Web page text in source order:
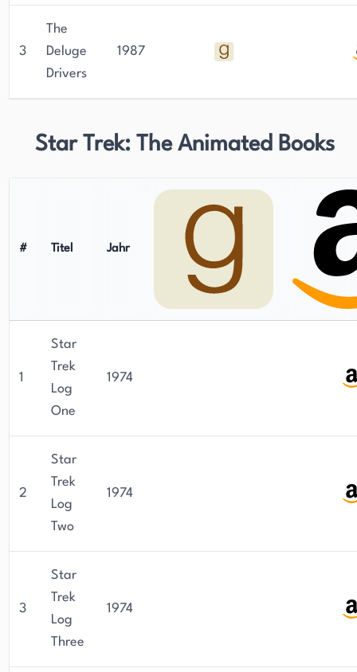
3
The
Deluge
Drivers
1987
Star Trek: The Animated Books
# Titel Jahr
1
Star
Trek
Log
One
1974
2
Star
Trek
Log
Two
1974
3
Star
Trek
Log
Three
1974